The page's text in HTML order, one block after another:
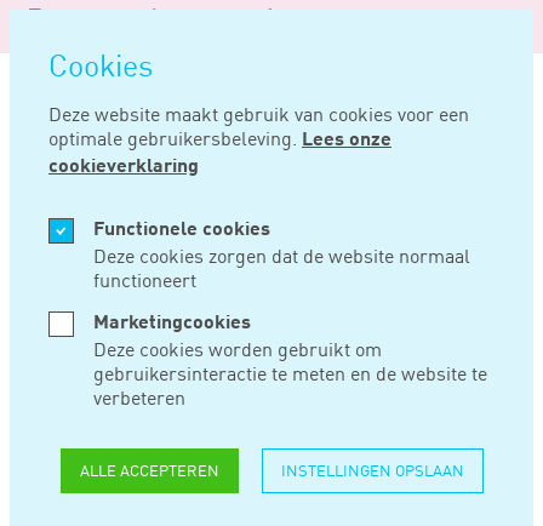
overslaan
Cookies
Deze website maakt gebruik van cookies voor een
optimale gebruikersbeleving. Lees onze
cookieverklaring
Functionele cookies
Deze cookies zorgen dat de website normaal
functioneert
Marketingcookies
Deze cookies worden gebruikt om
gebruikersinteractie te meten en de website te
verbeteren
ALLE ACCEPTEREN INSTELLINGEN OPSLAAN
Logo
Noord
Negentig
Home Nieuws Kantoortuin leidt eerder tot verzuim
MRT 03, 2020
KANTOORTUIN
LEIDT EERDER TOT
VERZUIM
Uit de resultaten van een enquête (met input van ca. 90